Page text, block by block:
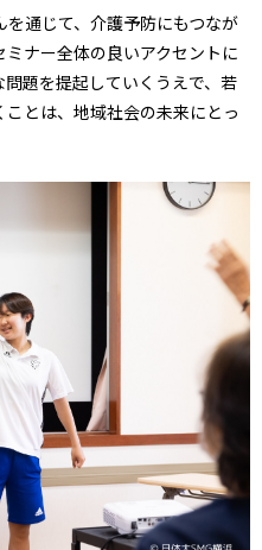
を通じて、介護予防にもつなが
ナー全体の良いアクセントに
題を提起していくうえで、若
とは、地域社会の未来にとっ